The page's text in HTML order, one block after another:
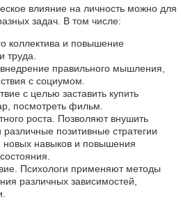
влияние на личность можно для
задач. В том числе:
коллектива и повышение
труда.
правильного мышления,
с социумом.
с целью заставить купить
посмотреть фильм.
роста. Позволяют внушить
позитивные стратегии
новых навыков и повышения
Психологи применяют методы
различных зависимостей,